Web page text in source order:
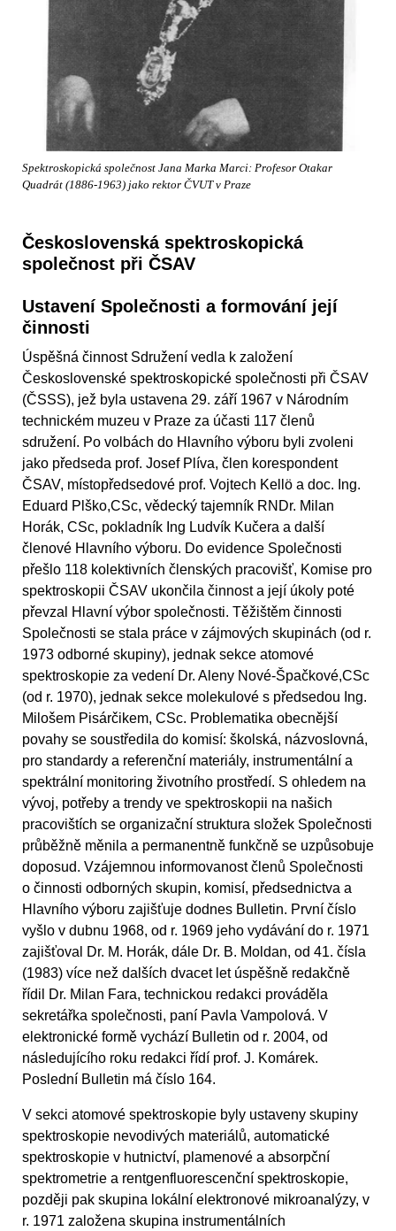
Spektroskopická společnost Jana Marka Marci: Profesor Otakar
Quadrát (1886-1963) jako rektor ČVUT v Praze
Československá spektroskopická
společnost při ČSAV
Ustavení Společnosti a formování její
činnosti
Úspěšná činnost Sdružení vedla k založení
Československé spektroskopické společnosti při ČSAV
(ČSSS), jež byla ustavena 29. září 1967 v Národním
technickém muzeu v Praze za účasti 117 členů
sdružení. Po volbách do Hlavního výboru byli zvoleni
jako předseda prof. Josef Plíva, člen korespondent
ČSAV, místopředsedové prof. Vojtech Kellö a doc. Ing.
Eduard Plško,CSc, vědecký tajemník RNDr. Milan
Horák, CSc, pokladník Ing Ludvík Kučera a další
členové Hlavního výboru. Do evidence Společnosti
přešlo 118 kolektivních členských pracovišť, Komise pro
spektroskopii ČSAV ukončila činnost a její úkoly poté
převzal Hlavní výbor společnosti. Těžištěm činnosti
Společnosti se stala práce v zájmových skupinách (od r.
1973 odborné skupiny), jednak sekce atomové
spektroskopie za vedení Dr. Aleny Nové-Špačkové,CSc
(od r. 1970), jednak sekce molekulové s předsedou Ing.
Milošem Pisárčikem, CSc. Problematika obecnější
povahy se soustředila do komisí: školská, názvoslovná,
pro standardy a referenční materiály, instrumentální a
spektrální monitoring životního prostředí. S ohledem na
vývoj, potřeby a trendy ve spektroskopii na našich
pracovištích se organizační struktura složek Společnosti
průběžně měnila a permanentně funkčně se uzpůsobuje
doposud. Vzájemnou informovanost členů Společnosti
o činnosti odborných skupin, komisí, předsednictva a
Hlavního výboru zajišťuje dodnes Bulletin. První číslo
vyšlo v dubnu 1968, od r. 1969 jeho vydávání do r. 1971
zajišťoval Dr. M. Horák, dále Dr. B. Moldan, od 41. čísla
(1983) více než dalších dvacet let úspěšně redakčně
řídil Dr. Milan Fara, technickou redakci prováděla
sekretářka společnosti, paní Pavla Vampolová. V
elektronické formě vychází Bulletin od r. 2004, od
následujícího roku redakci řídí prof. J. Komárek.
Poslední Bulletin má číslo 164.
V sekci atomové spektroskopie byly ustaveny skupiny
spektroskopie nevodivých materiálů, automatické
spektroskopie v hutnictví, plamenové a absorpční
spektrometrie a rentgenfluorescenční spektroskopie,
později pak skupina lokální elektronové mikroanalýzy, v
r. 1971 založena skupina instrumentálních